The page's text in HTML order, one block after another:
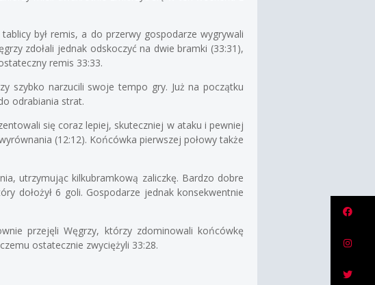
był remis, a do przerwy gospodarze wygrywali
zdołali jednak odskoczyć na dwie bramki (33:31),
remis 33:33.
szybko narzucili swoje tempo gry. Już na początku
odrabiania strat.
się coraz lepiej, skuteczniej w ataku i pewniej
(12:12). Końcówka pierwszej połowy także
utrzymując kilkubramkową zaliczkę. Bardzo dobre
dołożył 6 goli. Gospodarze jednak konsekwentnie
przejęli Węgrzy, którzy zdominowali końcówkę
ostatecznie zwyciężyli 33:28.